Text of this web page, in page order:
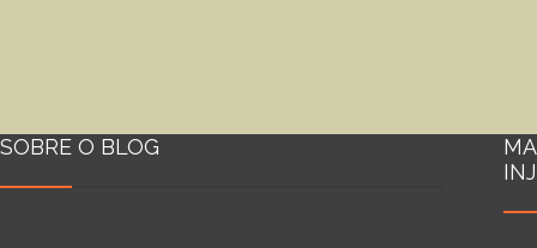
SOBRE O BLOG